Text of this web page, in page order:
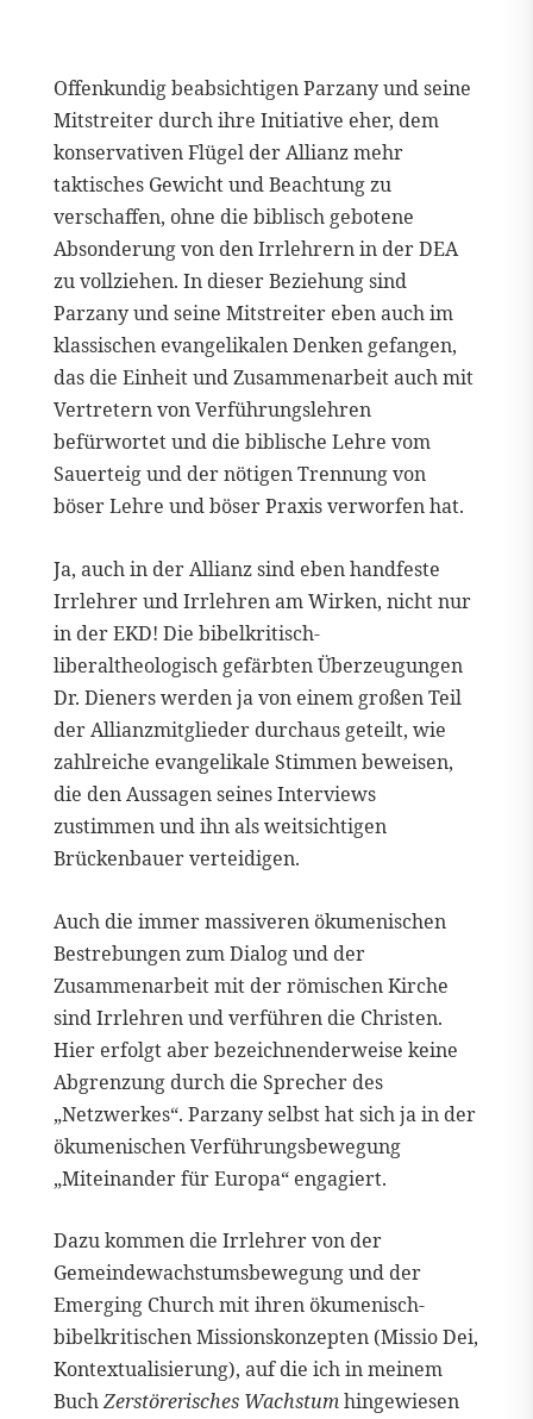
Offenkundig beabsichtigen Parzany und seine
Mitstreiter durch ihre Initiative eher, dem
konservativen Flügel der Allianz mehr
taktisches Gewicht und Beachtung zu
verschaffen, ohne die biblisch gebotene
Absonderung von den Irrlehrern in der DEA
zu vollziehen. In dieser Beziehung sind
Parzany und seine Mitstreiter eben auch im
klassischen evangelikalen Denken gefangen,
das die Einheit und Zusammenarbeit auch mit
Vertretern von Verführungslehren
befürwortet und die biblische Lehre vom
Sauerteig und der nötigen Trennung von
böser Lehre und böser Praxis verworfen hat.
Ja, auch in der Allianz sind eben handfeste
Irrlehrer und Irrlehren am Wirken, nicht nur
in der EKD! Die bibelkritisch-
liberaltheologisch gefärbten Überzeugungen
Dr. Dieners werden ja von einem großen Teil
der Allianzmitglieder durchaus geteilt, wie
zahlreiche evangelikale Stimmen beweisen,
die den Aussagen seines Interviews
zustimmen und ihn als weitsichtigen
Brückenbauer verteidigen.
Auch die immer massiveren ökumenischen
Bestrebungen zum Dialog und der
Zusammenarbeit mit der römischen Kirche
sind Irrlehren und verführen die Christen.
Hier erfolgt aber bezeichnenderweise keine
Abgrenzung durch die Sprecher des
„Netzwerkes“. Parzany selbst hat sich ja in der
ökumenischen Verführungsbewegung
„Miteinander für Europa“ engagiert.
Dazu kommen die Irrlehrer von der
Gemeindewachstumsbewegung und der
Emerging Church mit ihren ökumenisch-
bibelkritischen Missionskonzepten (Missio Dei,
Kontextualisierung), auf die ich in meinem
BuchZerstörerisches Wachstumhingewiesen